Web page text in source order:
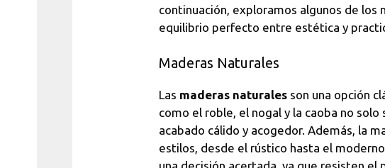
continuación, exploramos algunos de
equilibrio perfecto entre estética y
Maderas Naturales
Las maderas naturales son una opción
como el roble, el nogal y la caoba no
acabado cálido y acogedor. Además, la
estilos, desde el rústico hasta el